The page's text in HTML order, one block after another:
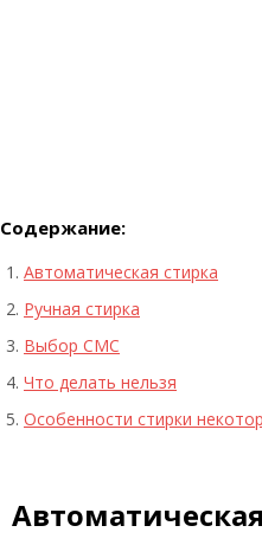
Содержание:
Автоматическая стирка
Ручная стирка
Выбор СМС
Что делать нельзя
Особенности стирки